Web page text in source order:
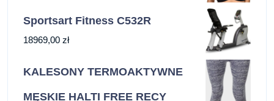
Sportsart Fitness C532R
18969,00 zł
KALESONY TERMOAKTYWNE
MĘSKIE HALTI FREE RECY